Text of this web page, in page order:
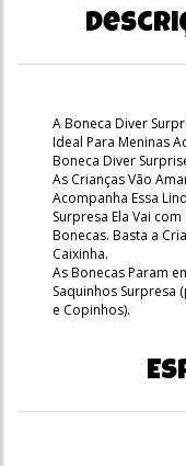
A Boneca Diver
Ideal Para Meninas
Boneca Diver
As Crianças Vão
Acompanha Essa
Surpresa Ela Vai
Bonecas. Basta a
Caixinha.
As Bonecas Param
Saquinhos Surpresa
e Copinhos).